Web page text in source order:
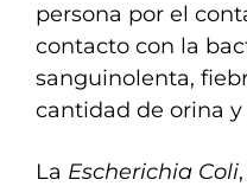
persona por el
contacto con la
sanguinolenta,
cantidad de orina
La Escherichia Coli